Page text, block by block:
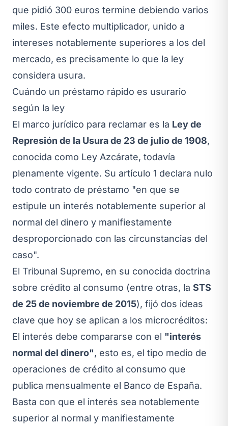
que pidió 300 euros termine debiendo varios
miles. Este efecto multiplicador, unido a
intereses notablemente superiores a los del
mercado, es precisamente lo que la ley
considera usura.
Cuándo un préstamo rápido es usurario
según la ley
El marco jurídico para reclamar es la Ley de
Represión de la Usura de 23 de julio de 1908,
conocida como Ley Azcárate, todavía
plenamente vigente. Su artículo 1 declara nulo
todo contrato de préstamo "en que se
estipule un interés notablemente superior al
normal del dinero y manifiestamente
desproporcionado con las circunstancias del
caso".
El Tribunal Supremo, en su conocida doctrina
sobre crédito al consumo (entre otras, la STS
de 25 de noviembre de 2015), fijó dos ideas
clave que hoy se aplican a los microcréditos:
El interés debe compararse con el "interés
normal del dinero", esto es, el tipo medio de
operaciones de crédito al consumo que
publica mensualmente el Banco de España.
Basta con que el interés sea notablemente
superior al normal y manifiestamente